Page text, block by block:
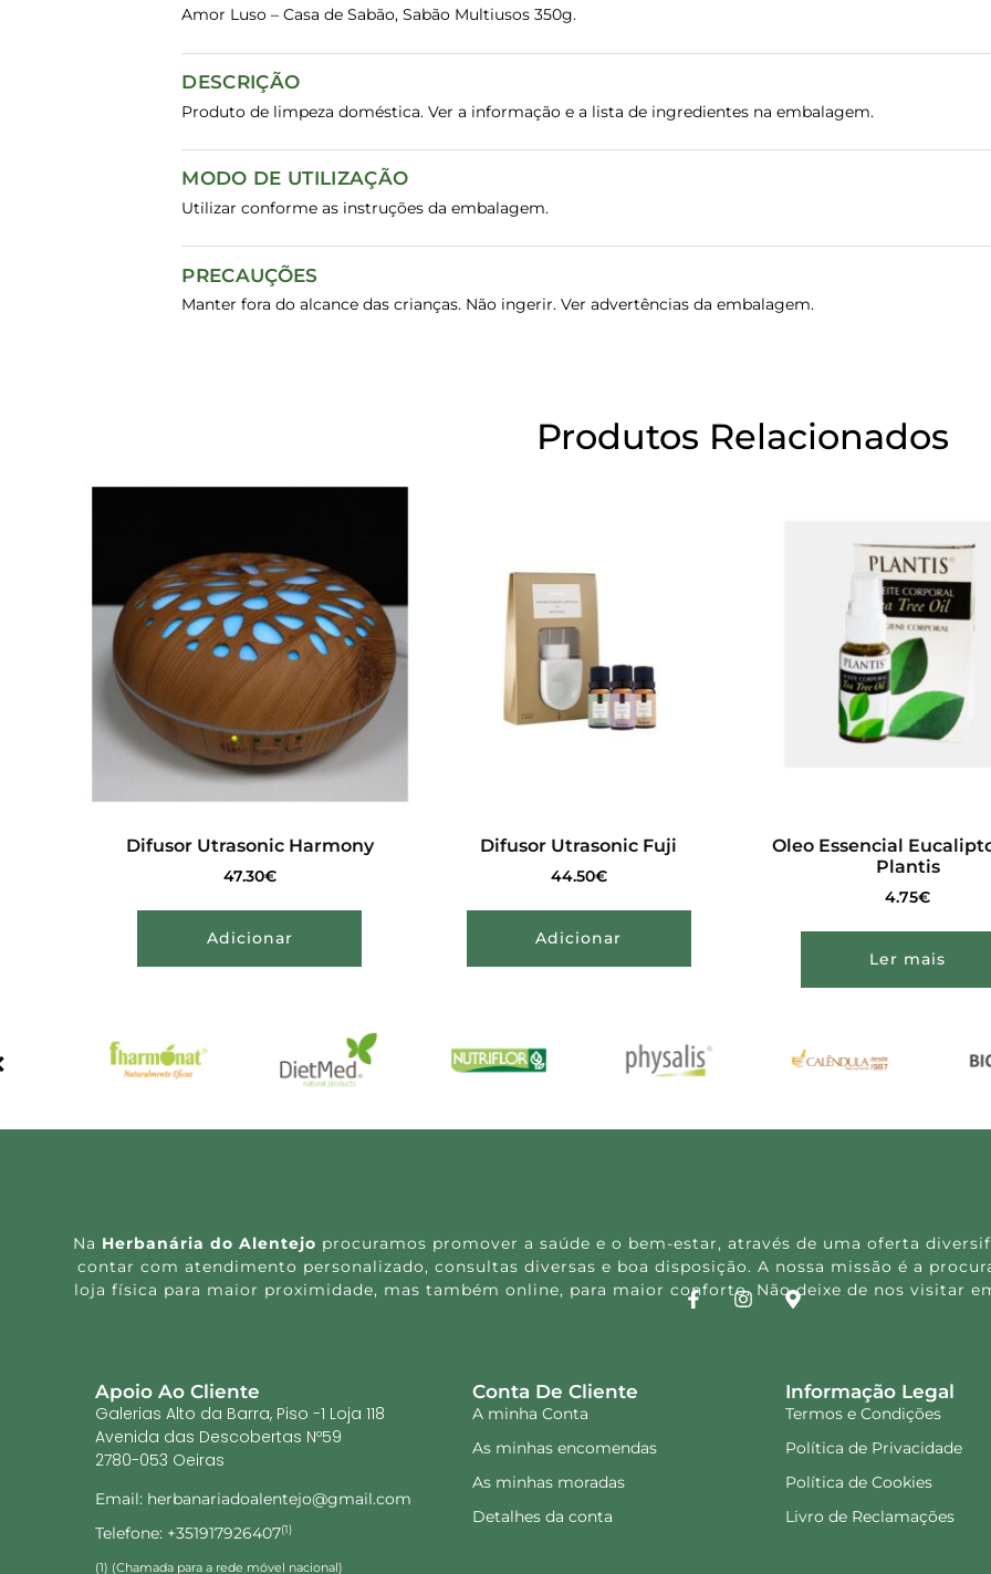
Amor Luso – Casa de Sabão, Sabão Multiusos 350g.
DESCRIÇÃO
Produto de limpeza doméstica. Ver a informação e a lista de ingredientes na embalagem.
MODO DE UTILIZAÇÃO
Utilizar conforme as instruções da embalagem.
PRECAUÇÕES
Manter fora do alcance das crianças. Não ingerir. Ver advertências da embalagem.
Produtos Relacionados
Difusor Utrasonic Harmony
47.30€
Adicionar
Difusor Utrasonic Fuji
44.50€
Adicionar
Oleo Essencial
Plantis
4.75€
Ler mais
Na Herbanária do Alentejo procuramos promover a saúde e o bem-estar, através de uma oferta
contar com atendimento personalizado, consultas diversas e boa disposição. A nossa missão é a
loja física para maior proximidade, mas também online, para maior conforto. Não deixe de nos visitar
Apoio Ao Cliente
Galerias Alto da Barra, Piso -1 Loja 118
Avenida das Descobertas Nº59
2780-053 Oeiras
Email: herbanariadoalentejo@gmail.com
Telefone: +351917926407(1)
(1) (Chamada para a rede móvel nacional)
Conta De Cliente
A minha Conta
As minhas encomendas
As minhas moradas
Detalhes da conta
Informação Legal
Termos e Condições
Política de Privacidade
Política de Cookies
Livro de Reclamações